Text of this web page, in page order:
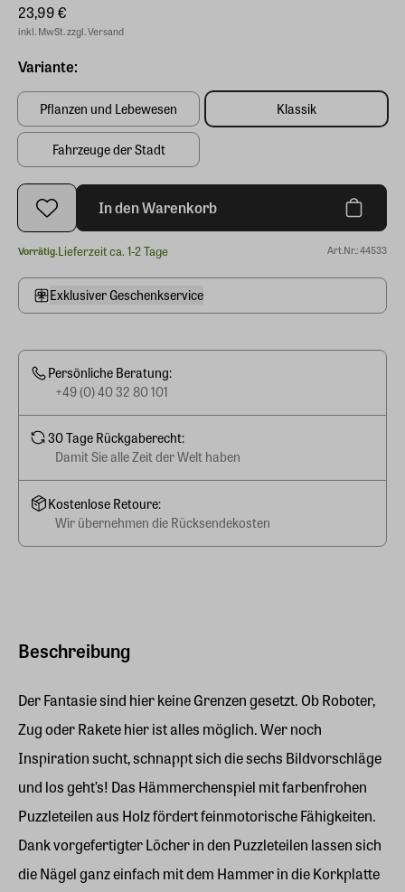
Beschreibung
Der Fantasie sind hier keine Grenzen gesetzt. Ob Roboter,
Zug oder Rakete hier ist alles möglich. Wer noch
Inspiration sucht, schnappt sich die sechs Bildvorschläge
und los geht’s! Das Hämmerchenspiel mit farbenfrohen
Puzzleteilen aus Holz fördert feinmotorische Fähigkeiten.
Dank vorgefertigter Löcher in den Puzzleteilen lassen sich
die Nägel ganz einfach mit dem Hammer in die Korkplatte
23,99 €
inkl. MwSt. zzgl. Versand
Variante:
Pflanzen und Lebewesen Klassik
Fahrzeuge der Stadt
In den Warenkorb
Vorrätig.Lieferzeit ca. 1-2 Tage Art.Nr.: 44533
Exklusiver Geschenkservice
Persönliche Beratung:
+49 (0) 40 32 80 101
30 Tage Rückgaberecht:
Damit Sie alle Zeit der Welt haben
Kostenlose Retoure:
Wir übernehmen die Rücksendekosten